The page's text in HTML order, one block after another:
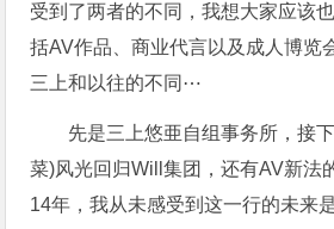
受到了两者的不同，我想大家应该
括AV作品、商业代言以及成人博览
三上和以往的不同⋯
先是三上悠亜自组事务所，接
菜)风光回归Will集团，还有AV新法
14年，我从未感受到这一行的未来